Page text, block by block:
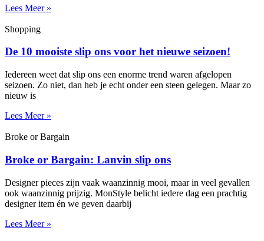
Lees Meer »
Shopping
De 10 mooiste slip ons voor het nieuwe seizoen!
Iedereen weet dat slip ons een enorme trend waren afgelopen
seizoen. Zo niet, dan heb je echt onder een steen gelegen. Maar zo
nieuw is
Lees Meer »
Broke or Bargain
Broke or Bargain: Lanvin slip ons
Designer pieces zijn vaak waanzinnig mooi, maar in veel gevallen
ook waanzinnig prijzig. MonStyle belicht iedere dag een prachtig
designer item én we geven daarbij
Lees Meer »